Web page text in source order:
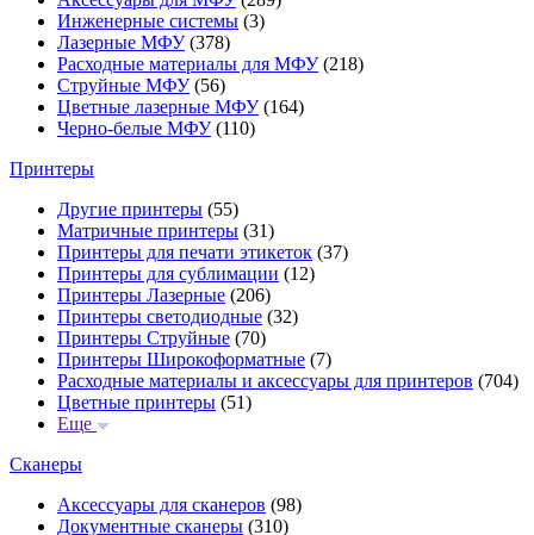
Инженерные системы (3)
Лазерные МФУ(378)
Расходные материалы для МФУ(218)
Струйные МФУ(56)
Цветные лазерные МФУ(164)
Черно-белые МФУ(110)
Принтеры
Другие принтеры (55)
Матричные принтеры (31)
Принтеры для печати этикеток (37)
Принтеры для сублимации (12)
Принтеры Лазерные (206)
Принтеры светодиодные (32)
Принтеры Струйные (70)
Принтеры Широкоформатные (7)
Расходные материалы и аксессуары для принтеров (704)
Цветные принтеры (51)
Еще
Сканеры
Аксессуары для сканеров (98)
Документные сканеры (310)